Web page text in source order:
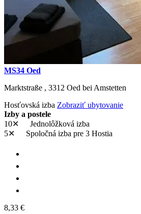
MS34 Oed
Marktstraße , 3312 Oed bei Amstetten
Hosťovská izba Zobraziť ubytovanie
Izby a postele
10✕
Jednolôžková izba
5✕
Spoločná izba pre 3 Hostia
8,33 €